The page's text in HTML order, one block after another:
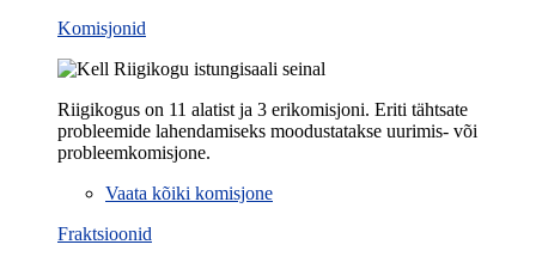
Komisjonid
Riigikogus on 11 alatist ja 3 erikomisjoni. Eriti tähtsate
probleemide lahendamiseks moodustatakse uurimis- või
probleemkomisjone.
Vaata kõiki komisjone
Fraktsioonid